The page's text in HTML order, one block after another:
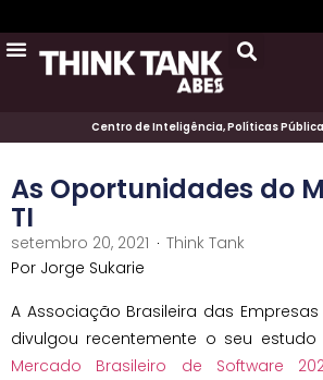
Centro de Inteligência, Políticas
As Oportunidades do
TI
setembro 20, 2021
Think Tank
Por Jorge Sukarie
A Associação Brasileira das Empresas
divulgou recentemente o seu estudo
Mercado Brasileiro de Software